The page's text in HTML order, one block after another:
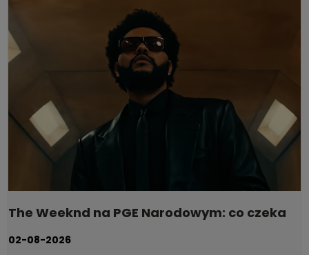
The Weeknd na PGE Narodowym: co czeka
02-08-2026